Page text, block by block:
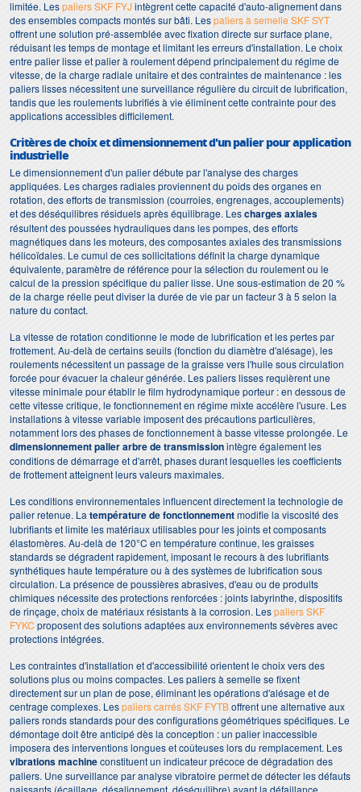
limitée. Lespaliers SKF FYJ intègrent cette capacité d'auto-alignement dans
des ensembles compacts montés sur bâti. Lespaliers à semelle SKF SYT
offrent une solution pré-assemblée avec fixation directe sur surface plane,
réduisant les temps de montage et limitant les erreurs d'installation. Le choix
entre palier lisse et palier à roulement dépend principalement du régime de
vitesse, de la charge radiale unitaire et des contraintes de maintenance : les
paliers lisses nécessitent une surveillance régulière du circuit de lubrification,
tandis que les roulements lubrifiés à vie éliminent cette contrainte pour des
applications accessibles difficilement.
Critères de choix et dimensionnement d'un palier pour application
industrielle
Le dimensionnement d'un palier débute par l'analyse des charges
appliquées. Les charges radiales proviennent du poids des organes en
rotation, des efforts de transmission (courroies, engrenages, accouplements)
et des déséquilibres résiduels après équilibrage. Lescharges axiales
résultent des poussées hydrauliques dans les pompes, des efforts
magnétiques dans les moteurs, des composantes axiales des transmissions
hélicoïdales. Le cumul de ces sollicitations définit la charge dynamique
équivalente, paramètre de référence pour la sélection du roulement ou le
calcul de la pression spécifique du palier lisse. Une sous-estimation de 20 %
de la charge réelle peut diviser la durée de vie par un facteur 3 à 5 selon la
nature du contact.
La vitesse de rotation conditionne le mode de lubrification et les pertes par
frottement. Au-delà de certains seuils (fonction du diamètre d'alésage), les
roulements nécessitent un passage de la graisse vers l'huile sous circulation
forcée pour évacuer la chaleur générée. Les paliers lisses requièrent une
vitesse minimale pour établir le film hydrodynamique porteur : en dessous de
cette vitesse critique, le fonctionnement en régime mixte accélère l'usure. Les
installations à vitesse variable imposent des précautions particulières,
notamment lors des phases de fonctionnement à basse vitesse prolongée. Le
dimensionnement palier arbre de transmissionintègre également les
conditions de démarrage et d'arrêt, phases durant lesquelles les coefficients
de frottement atteignent leurs valeurs maximales.
Les conditions environnementales influencent directement la technologie de
palier retenue. La température de fonctionnementmodifie la viscosité des
lubrifiants et limite les matériaux utilisables pour les joints et composants
élastomères. Au-delà de 120°C en température continue, les graisses
standards se dégradent rapidement, imposant le recours à des lubrifiants
synthétiques haute température ou à des systèmes de lubrification sous
circulation. La présence de poussières abrasives, d'eau ou de produits
chimiques nécessite des protections renforcées : joints labyrinthe, dispositifs
de rinçage, choix de matériaux résistants à la corrosion. Lespaliers SKF
FYKC proposent des solutions adaptées aux environnements sévères avec
protections intégrées.
Les contraintes d'installation et d'accessibilité orientent le choix vers des
solutions plus ou moins compactes. Les paliers à semelle se fixent
directement sur un plan de pose, éliminant les opérations d'alésage et de
centrage complexes. Lespaliers carrés SKF FYTBoffrent une alternative aux
paliers ronds standards pour des configurations géométriques spécifiques. Le
démontage doit être anticipé dès la conception : un palier inaccessible
imposera des interventions longues et coûteuses lors du remplacement. Les
vibrations machineconstituent un indicateur précoce de dégradation des
paliers. Une surveillance par analyse vibratoire permet de détecter les défauts
naissants (écaillage, désalignement, déséquilibre) avant la défaillance